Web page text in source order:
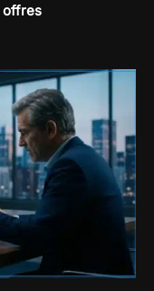
offres